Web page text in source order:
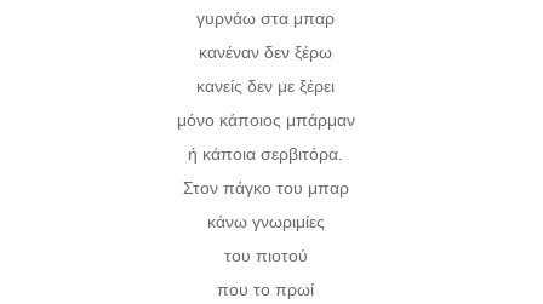
γυρνάω στα μπαρ
κανέναν δεν ξέρω
κανείς δεν με ξέρει
μόνο κάποιος μπάρμαν
ή κάποια σερβιτόρα.
Στον πάγκο του μπαρ
κάνω γνωριμίες
του πιοτού
που το πρωί